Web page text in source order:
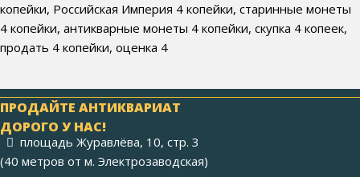
копейки, Российская Империя 4 копейки, старинные монеты
4 копейки, антикварные монеты 4 копейки, скупка 4 копеек,
продать 4 копейки, оценка 4
ПРОДАЙТЕ АНТИКВАРИАТ
ДОРОГО У НАС!
площадь Журавлёва, 10, стр. 3
(40 метров от м. Электрозаводская)